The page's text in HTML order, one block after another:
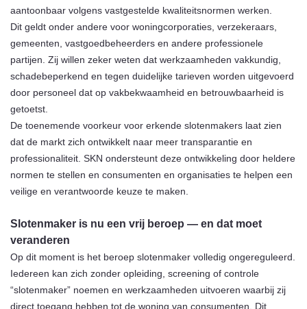
aantoonbaar volgens vastgestelde kwaliteitsnormen werken.
Dit geldt onder andere voor woningcorporaties, verzekeraars,
gemeenten, vastgoedbeheerders en andere professionele
partijen. Zij willen zeker weten dat werkzaamheden vakkundig,
schadebeperkend en tegen duidelijke tarieven worden uitgevoerd
door personeel dat op vakbekwaamheid en betrouwbaarheid is
getoetst.
De toenemende voorkeur voor erkende slotenmakers laat zien
dat de markt zich ontwikkelt naar meer transparantie en
professionaliteit. SKN ondersteunt deze ontwikkeling door heldere
normen te stellen en consumenten en organisaties te helpen een
veilige en verantwoorde keuze te maken.
Slotenmaker is nu een vrij beroep — en dat moet
veranderen
Op dit moment is het beroep slotenmaker volledig ongereguleerd.
Iedereen kan zich zonder opleiding, screening of controle
“slotenmaker” noemen en werkzaamheden uitvoeren waarbij zij
direct toegang hebben tot de woning van consumenten. Dit